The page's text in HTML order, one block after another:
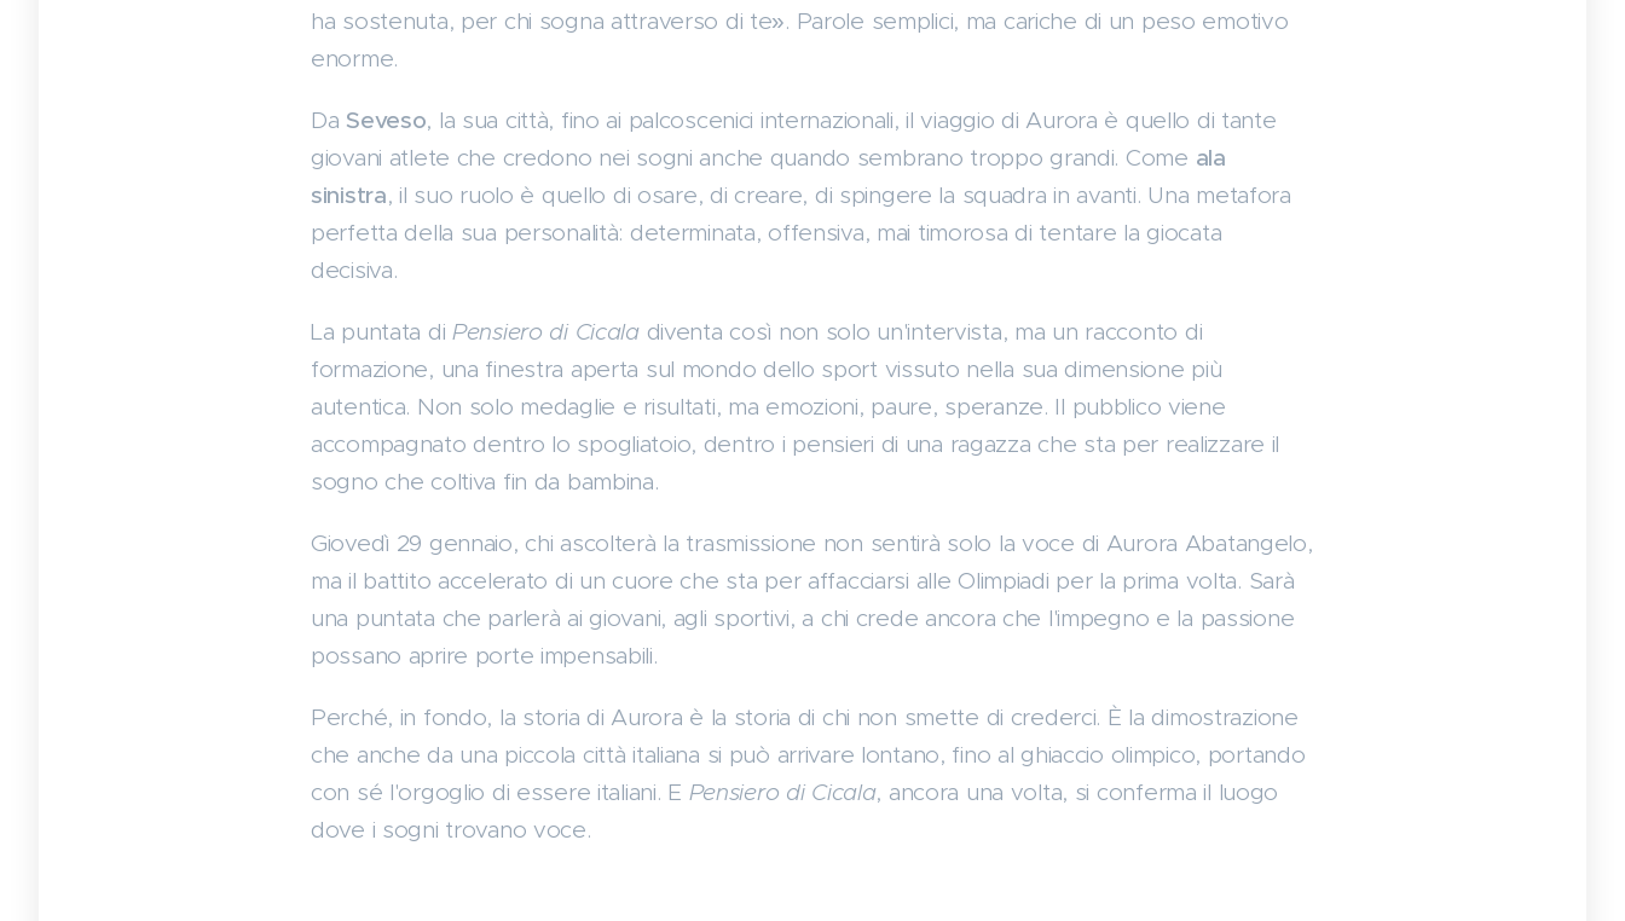
ha sostenuta, per chi sogna attraverso di te». Parole semplici, ma cariche di un peso emotivo
enorme.
Da Seveso, la sua città, fino ai palcoscenici internazionali, il viaggio di Aurora è quello di tante
giovani atlete che credono nei sogni anche quando sembrano troppo grandi. Come ala
sinistra, il suo ruolo è quello di osare, di creare, di spingere la squadra in avanti. Una metafora
perfetta della sua personalità: determinata, offensiva, mai timorosa di tentare la giocata
decisiva.
La puntata diPensiero di Cicaladiventa così non solo un'intervista, ma un racconto di
formazione, una finestra aperta sul mondo dello sport vissuto nella sua dimensione più
autentica. Non solo medaglie e risultati, ma emozioni, paure, speranze. Il pubblico viene
accompagnato dentro lo spogliatoio, dentro i pensieri di una ragazza che sta per realizzare il
sogno che coltiva fin da bambina.
Giovedì 29 gennaio, chi ascolterà la trasmissione non sentirà solo la voce di Aurora Abatangelo,
ma il battito accelerato di un cuore che sta per affacciarsi alle Olimpiadi per la prima volta. Sarà
una puntata che parlerà ai giovani, agli sportivi, a chi crede ancora che l'impegno e la passione
possano aprire porte impensabili.
Perché, in fondo, la storia di Aurora è la storia di chi non smette di crederci. È la dimostrazione
che anche da una piccola città italiana si può arrivare lontano, fino al ghiaccio olimpico, portando
con sé l'orgoglio di essere italiani. E Pensiero di Cicala, ancora una volta, si conferma il luogo
dove i sogni trovano voce.